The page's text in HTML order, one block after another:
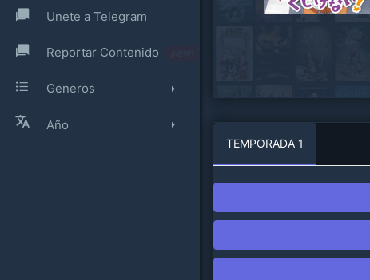
Unete a Telegram
Reportar Contenido
Generos
Año
TEMPORADA 1